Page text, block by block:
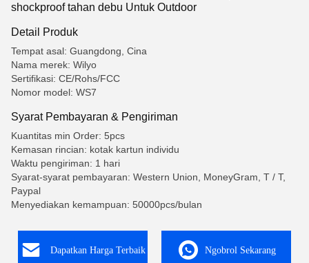
shockproof tahan debu Untuk Outdoor
Detail Produk
Tempat asal: Guangdong, Cina
Nama merek: Wilyo
Sertifikasi: CE/Rohs/FCC
Nomor model: WS7
Syarat Pembayaran & Pengiriman
Kuantitas min Order: 5pcs
Kemasan rincian: kotak kartun individu
Waktu pengiriman: 1 hari
Syarat-syarat pembayaran: Western Union, MoneyGram, T / T,
Paypal
Menyediakan kemampuan: 50000pcs/bulan
Dapatkan Harga Terbaik Ngobrol Sekarang